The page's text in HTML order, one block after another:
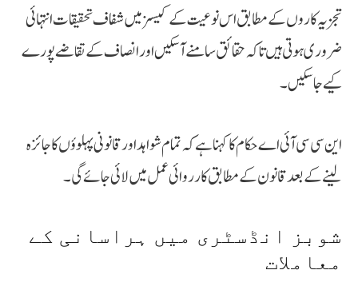
تجزیہ کاروں کے مطابق اس نوعیت کے کیسز میں شفاف تحقیقات انتہائی
ضروری ہوتی ہیں تاکہ حقائق سامنے آ سکیں اور انصاف کے تقاضے پورے
کیے جا سکیں۔
این سی سی آئی اے حکام کا کہنا ہے کہ تمام شواہد اور قانونی پہلوؤں کا جائزہ
لینے کے بعد قانون کے مطابق کارروائی عمل میں لائی جائے گی۔
شوبز انڈسٹری میں ہراسانی کے
معاملات